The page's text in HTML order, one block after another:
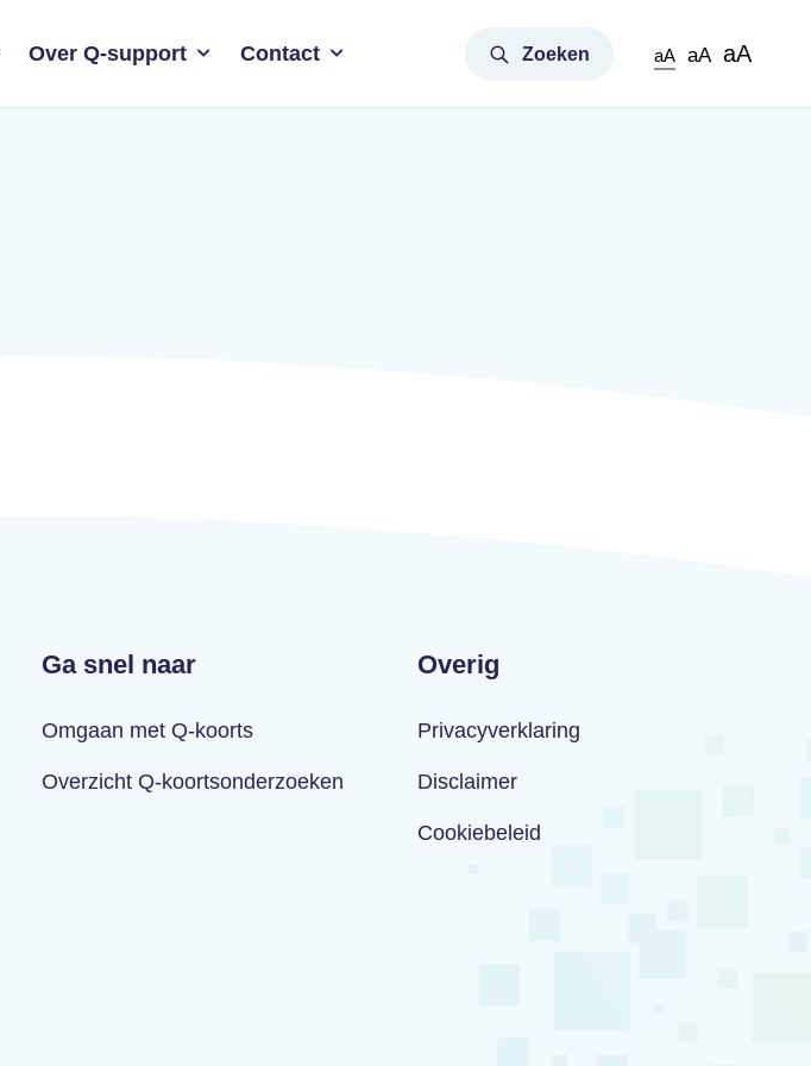
Over Q-support Contact Zoeken aA aA aA
Ga snel naar
Omgaan met Q-koorts
Overzicht Q-koortsonderzoeken
Overig
Privacyverklaring
Disclaimer
Cookiebeleid